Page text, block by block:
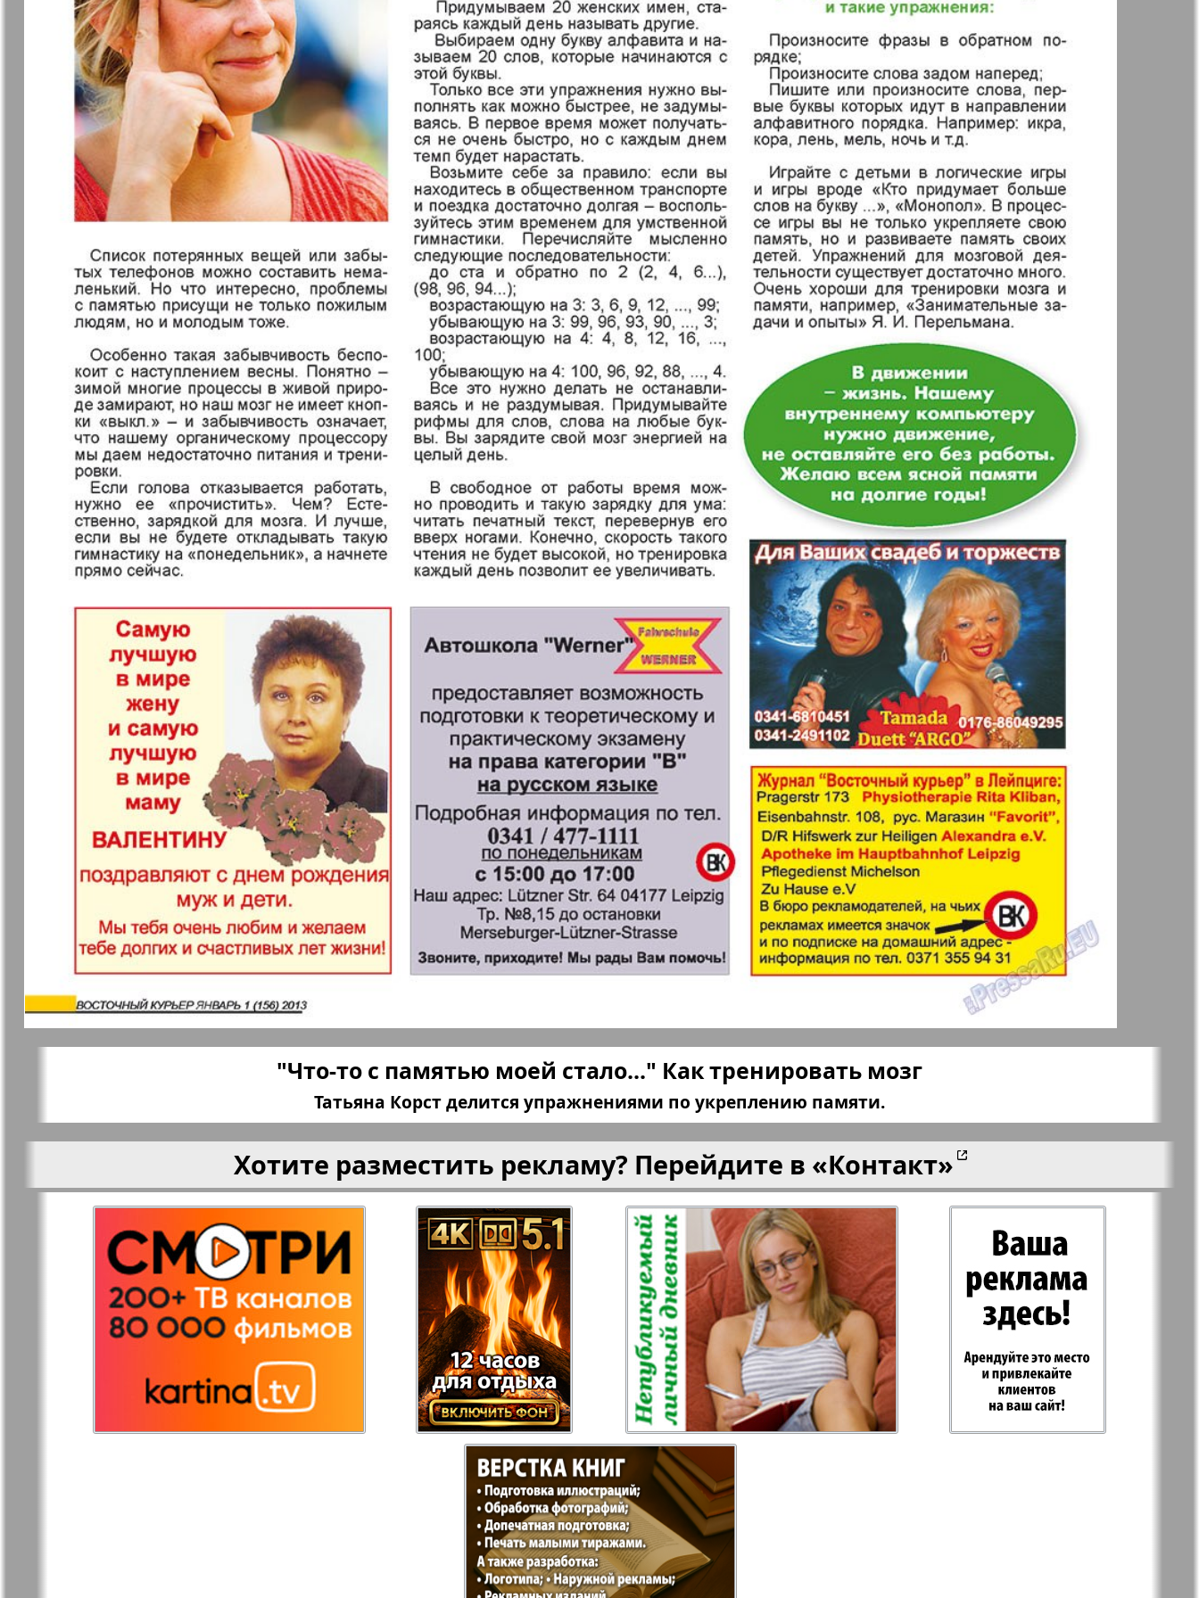
7плюс7я Авангард АйБолит Акцент Англия
Анонс Антенна
Аргументы и
факты Европа
Артек Аугсбург-сити
Афиша Augsburg Бизнес Бизнес мир Бизнес парк Будь здоров
Ваша газета Версия Вести Вестник-info Вечерняя газета
Вечное
сокровище
Германия
Восточный
курьер
Vizainfo.cz Wadim
Германия плюс Давай Диалог Diplomat Дом и семья
Домашний
кулинар
Домашний
ресторан
инфоцентр
Еврейская газета
Еврейская
панорама
Европа экспресс
Европейский
ExPress Жасмин Жизнь женщины
Закон и люди
Зарубежные
записки
Здоровье Игуана Идеальная фирма
Известия BW Изюм iDEAL Карьера Катюша
Кенгуру Клан КП в Европе КП Испания Крот в Германии
Кругозор Кругозор плюс! Kulinar TV Kurorte aktuell LDK по-русски
Le Voyageur Life in Франкфурт М-City Маяк Португалии Мила
здоровья
Мюнхен-сити
My City Frankfurt
am Main
Наш мир
Наша Газета
Наша Газета
Ирландия
Наше Турбюро Нескучная газета Новая Wолна Норд Объектив EU
Остров там и тут
Ost-West
Panorama
Отдыхай-Купи-
продай
Партнер-север Парус
Переселенец Подруга
Пражский
телеграф
Пражский
экспресс
PRO Women
Europe
Районка-Nord-Ost-
Bremen-NRW
Районка-Süd-West
Районка-Nord-Ost-
Bremen
Районка-West Регион
Рейнская газета
Русская Мысль
Русская
"Что-то с памятью моей стало..." Как тренировать мозг
Татьяна Корст делится упражнениями по укреплению памяти.
Хотите разместить рекламу? Перейдите в «Контакт»